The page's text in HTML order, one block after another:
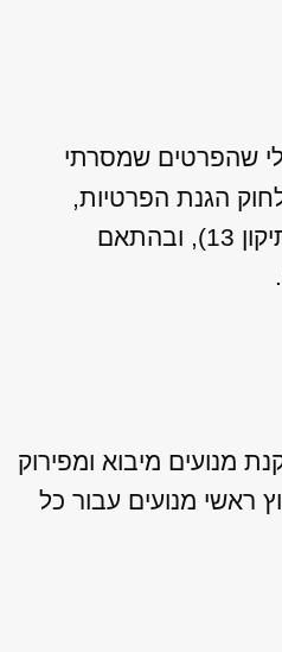
שהפרטים שמסרתי
הגנת הפרטיות,
התשמ"א–1981 (כולל תיקון 13), ובהתאם
מנועים מיבוא ומפירוק
ראשי מנועים עבור כל